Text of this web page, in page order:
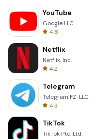
YouTube
Google LLC
4.8
Netflix
Netflix, Inc.
4.2
Telegram
Telegram FZ-LLC
4.3
TikTok
TikTok Pte. Ltd.